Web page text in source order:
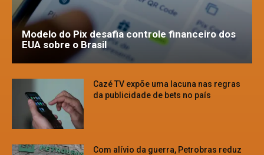
Modelo do Pix desafia controle financeiro dos
EUA sobre o Brasil
Cazé TV expõe uma lacuna nas regras
da publicidade de bets no país
Com alívio da guerra, Petrobras reduz